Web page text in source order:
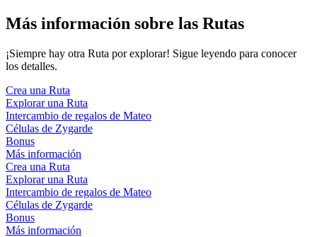
Más información sobre las Rutas
¡Siempre hay otra Ruta por explorar! Sigue leyendo para conocer
los detalles.
Crea una Ruta
Explorar una Ruta
Intercambio de regalos de Mateo
Células de Zygarde
Bonus
Más información
Crea una Ruta
Explorar una Ruta
Intercambio de regalos de Mateo
Células de Zygarde
Bonus
Más información